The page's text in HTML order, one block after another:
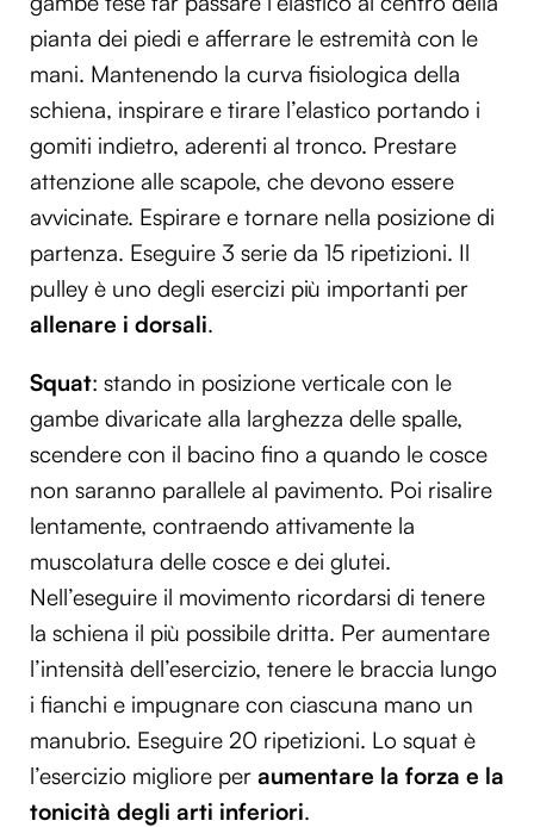
pianta dei piedi e afferrare le estremità con le
mani. Mantenendo la curva fisiologica della
schiena, inspirare e tirare l’elastico portando i
gomiti indietro, aderenti al tronco. Prestare
attenzione alle scapole, che devono essere
avvicinate. Espirare e tornare nella posizione di
partenza. Eseguire 3 serie da 15 ripetizioni. Il
pulley è uno degli esercizi più importanti per
allenare i dorsali.
Squat: stando in posizione verticale con le
gambe divaricate alla larghezza delle spalle,
scendere con il bacino fino a quando le cosce
non saranno parallele al pavimento. Poi risalire
lentamente, contraendo attivamente la
muscolatura delle cosce e dei glutei.
Nell’eseguire il movimento ricordarsi di tenere
la schiena il più possibile dritta. Per aumentare
l’intensità dell’esercizio, tenere le braccia lungo
i fianchi e impugnare con ciascuna mano un
manubrio. Eseguire 20 ripetizioni. Lo squat è
l’esercizio migliore per aumentare la forza e la
tonicità degli arti inferiori.